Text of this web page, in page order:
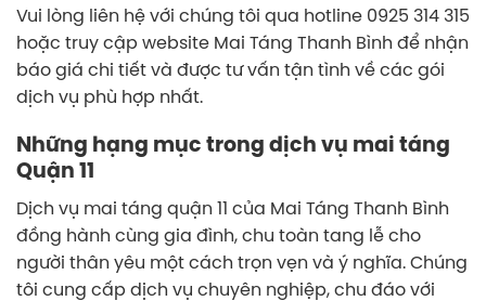
Vui lòng liên hệ với chúng tôi qua hotline 0925 314 315
hoặc truy cập website Mai Táng Thanh Bình để nhận
báo giá chi tiết và được tư vấn tận tình về các gói
dịch vụ phù hợp nhất.
Những hạng mục trong dịch vụ mai táng
Quận 11
Dịch vụ mai táng quận 11 của Mai Táng Thanh Bình
đồng hành cùng gia đình, chu toàn tang lễ cho
người thân yêu một cách trọn vẹn và ý nghĩa. Chúng
tôi cung cấp dịch vụ chuyên nghiệp, chu đáo với